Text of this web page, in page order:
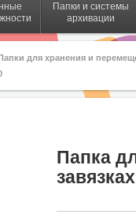
Папки и системы
архивации
для хранения и
Папка